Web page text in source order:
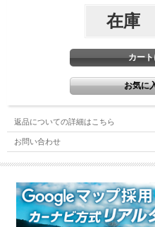
在庫
返品についての詳細はこちら
お問い合わせ